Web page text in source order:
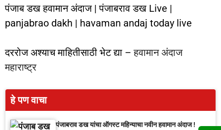
पंजाब डख हवामान अंदाज | पंजाबराव डख Live |
panjabrao dakh | havaman andaj today live
दररोज अश्याच माहितीसाठी भेट द्या –हवामान अंदाज
महाराष्ट्र
हे पण वाचा
पंजाबराव डख यांचा ऑगस्ट महिन्याचा नवीन हवामान अंदाज !